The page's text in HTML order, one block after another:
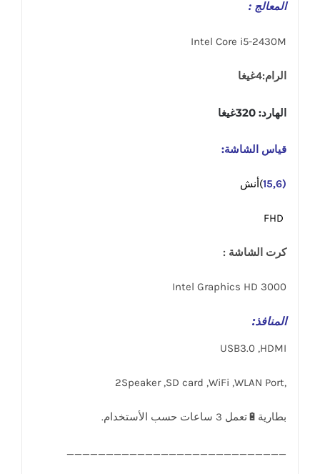
المعالج :
Intel Core i5-2430M
الرام:4غيغا
الهارد: 320غيغا
قياس الشاشة:
(15,6 )أنش
كرت الشاشة :
Intel Graphics HD 3000
المنافذ:
USB3.0 ,HDMI
,2Speaker ,SD card ,WiFi ,WLAN Port
____________________________